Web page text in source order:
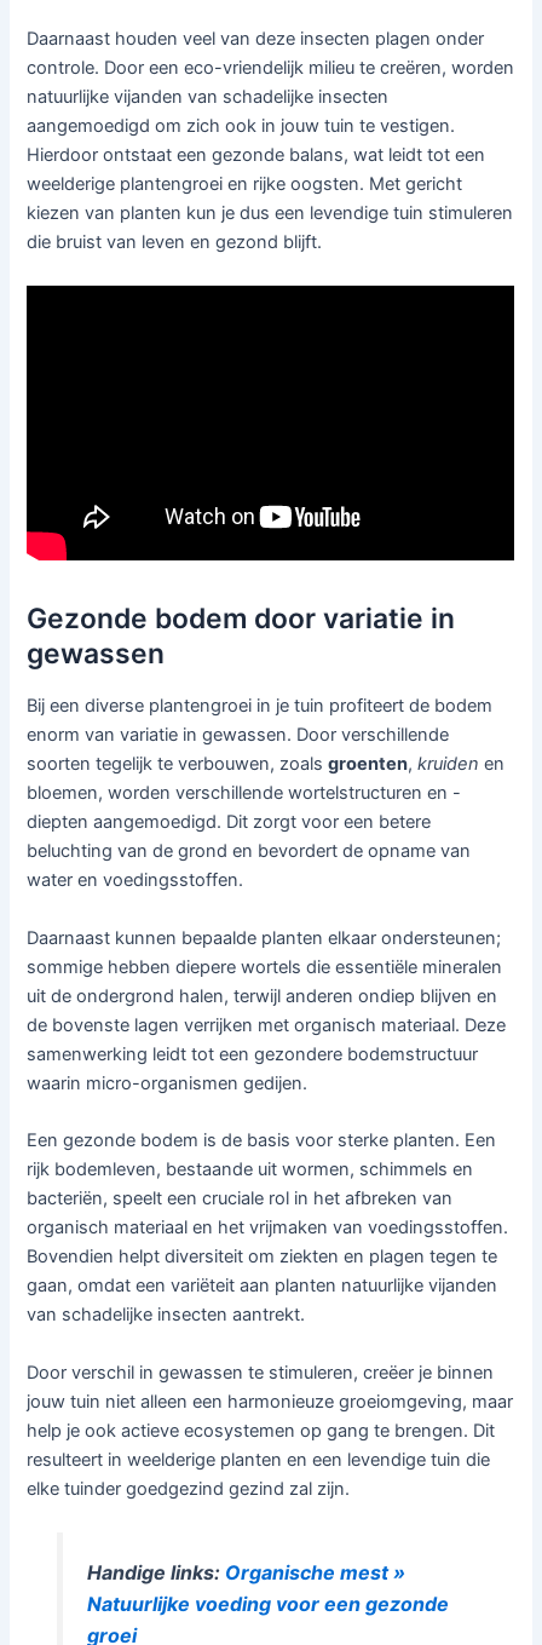
Daarnaast houden veel van deze insecten plagen onder
controle. Door een eco-vriendelijk milieu te creëren, worden
natuurlijke vijanden van schadelijke insecten
aangemoedigd om zich ook in jouw tuin te vestigen.
Hierdoor ontstaat een gezonde balans, wat leidt tot een
weelderige plantengroei en rijke oogsten. Met gericht
kiezen van planten kun je dus een levendige tuin stimuleren
die bruist van leven en gezond blijft.
Gezonde bodem door variatie in
gewassen
Bij een diverse plantengroei in je tuin profiteert de bodem
enorm van variatie in gewassen. Door verschillende
soorten tegelijk te verbouwen, zoalsgroenten,kruiden en
bloemen, worden verschillende wortelstructuren en -
diepten aangemoedigd. Dit zorgt voor een betere
beluchting van de grond en bevordert de opname van
water en voedingsstoffen.
Daarnaast kunnen bepaalde planten elkaar ondersteunen;
sommige hebben diepere wortels die essentiële mineralen
uit de ondergrond halen, terwijl anderen ondiep blijven en
de bovenste lagen verrijken met organisch materiaal. Deze
samenwerking leidt tot een gezondere bodemstructuur
waarin micro-organismen gedijen.
Een gezonde bodem is de basis voor sterke planten. Een
rijk bodemleven, bestaande uit wormen, schimmels en
bacteriën, speelt een cruciale rol in het afbreken van
organisch materiaal en het vrijmaken van voedingsstoffen.
Bovendien helpt diversiteit om ziekten en plagen tegen te
gaan, omdat een variëteit aan planten natuurlijke vijanden
van schadelijke insecten aantrekt.
Door verschil in gewassen te stimuleren, creëer je binnen
jouw tuin niet alleen een harmonieuze groeiomgeving, maar
help je ook actieve ecosystemen op gang te brengen. Dit
resulteert in weelderige planten en een levendige tuin die
elke tuinder goedgezind gezind zal zijn.
Handige links: Organische mest »
Natuurlijke voeding voor een gezonde
groei